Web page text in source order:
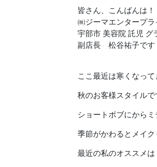
皆さん、こんばんは！
㈱ジーマエンタープラ
宇部市 美容院 託児 グ
副店長 松谷祐子です
ここ最近は寒くなっ
秋のお客様スタイルで
ショートボブにから
季節がかわるとメイ
最近の私のオススメは